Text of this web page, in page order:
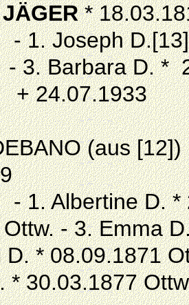
JÄGER*
Joseph D.[13]
3. Barbara D. *
+ 24.07.1933
(aus
Albertine D. *
- 3. Emma
* 08.09.1871
* 30.03.1877